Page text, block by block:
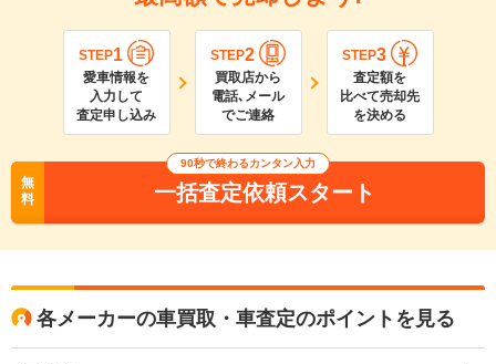
STEP1
愛車情報を
入力して
査定申し込み
STEP2
買取店から
電話､メール
でご連絡
STEP3
査定額を
比べて売却先
を決める
無
料
90秒で終わるカンタン入力
一括査定依頼スタート
各メーカーの車買取・車査定のポイントを見る